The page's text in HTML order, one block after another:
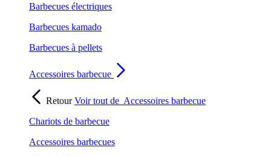
Barbecues électriques
Barbecues kamado
Barbecues à pellets
Accessoires barbecue
RetourVoir tout de Accessoires barbecue
Chariots de barbecue
Accessoires barbecues